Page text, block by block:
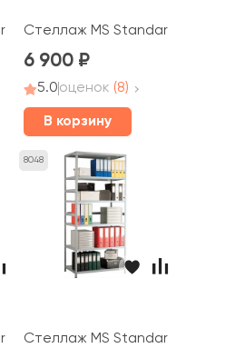
185x100x60 (4 полки)
Стеллаж MS Standart
6 900
5.0оценок (8)
В корзину
220x100x40 (6 полок)
8048
Стеллаж MS Standart